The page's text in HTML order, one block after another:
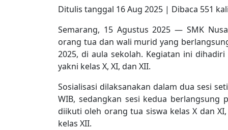
Ditulis tanggal 16 Aug 2025 | Dibaca 551
Semarang, 15 Agustus 2025 — SMK
orang tua dan wali murid yang
2025, di aula sekolah. Kegiatan ini
yakni kelas X, XI, dan XII.
Sosialisasi dilaksanakan dalam dua sesi
WIB, sedangkan sesi kedua berlangsung
diikuti oleh orang tua siswa kelas X dan
kelas XII.